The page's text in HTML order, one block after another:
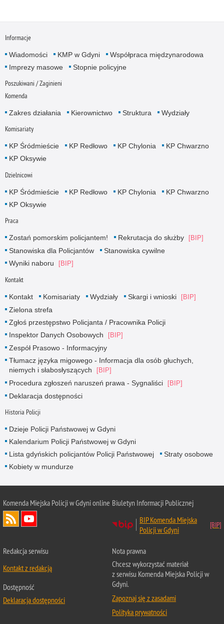
Informacje
Wiadomości KMP w Gdyni
Współpraca międzynarodowa
Imprezy masowe
Stopnie policyjne
Poszukiwani / Zaginieni
Komenda
Zakres działania Kierownictwo Struktura Wydziały
Komisariaty
KP Śródmieście KP Redłowo KP Chylonia
KP Chwarzno
KP Oksywie
Dzielnicowi
KP Śródmieście KP Redłowo KP Chylonia
KP Chwarzno
KP Oksywie
Praca
Zostań pomorskim policjantem!
Rekrutacja do służby
Stanowiska dla Policjantów
Stanowiska cywilne
Wyniki naboru
Kontakt
Kontakt Komisariaty Wydziały
Skargi i wnioski
Zielona strefa
Zgłoś przestępstwo Policjanta / Pracownika Policji
Inspektor Danych Osobowych
Zespół Prasowo - Informacyjny
Tłumacz języka migowego - Informacja dla osób głuchych,
niemych i słabosłyszących
Procedura zgłoszeń naruszeń prawa - Sygnaliści
Deklaracja dostępności
Historia Policji
Dzieje Policji Państwowej w Gdyni
Kalendarium Policji Państwowej w Gdyni
Lista gdyńskich policjantów Policji Państwowej
Straty osobowe
Kobiety w mundurze
Komenda Miejska Policji w Gdyni online Biuletyn Informacji Publicznej
BIP Komenda Miejska
Policji w Gdyni
Redakcja serwisu
Kontakt z redakcją
Dostępność
Deklaracja dostępności
Nota prawna
Chcesz wykorzystać materiał
z serwisu Komenda Miejska Policji w
Gdyni.
Zapoznaj się z zasadami
Polityka prywatności